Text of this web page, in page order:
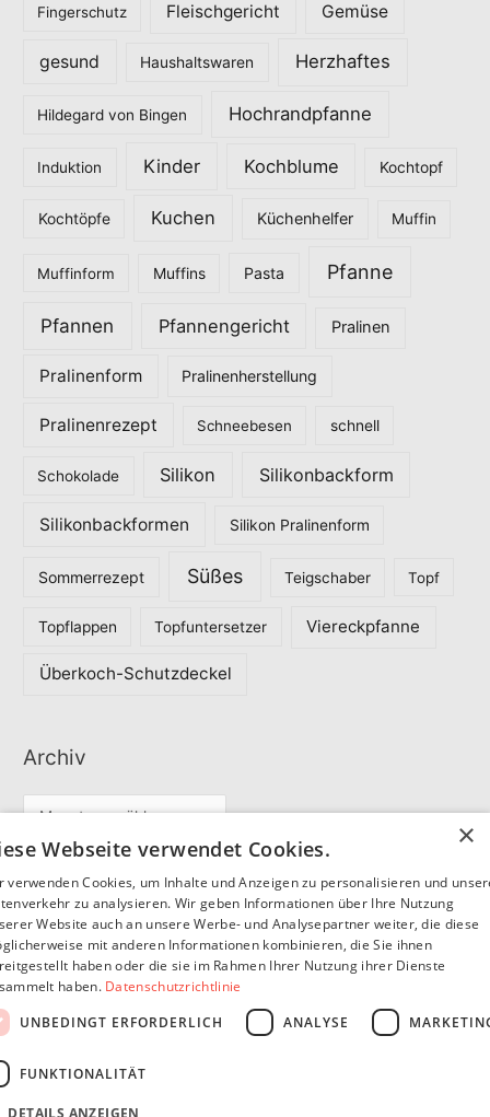
Fingerschutz Fleischgericht Gemüse
gesund Haushaltswaren Herzhaftes
Hildegard von Bingen Hochrandpfanne
Induktion Kinder Kochblume Kochtopf
Kochtöpfe Kuchen Küchenhelfer Muffin
Muffinform Muffins Pasta Pfanne
Pfannen Pfannengericht Pralinen
Pralinenform Pralinenherstellung
Pralinenrezept Schneebesen schnell
Schokolade Silikon Silikonbackform
Silikonbackformen Silikon Pralinenform
Sommerrezept Süßes Teigschaber Topf
Topflappen Topfuntersetzer Viereckpfanne
Überkoch-Schutzdeckel
Archiv
i
v
Partner
SommerSEO
×
Webseite verwendet Cookies.
verwenden Cookies, um Inhalte und Anzeigen zu personalisieren und
zu analysieren. Wir geben Informationen über Ihre Nutzung
Website auch an unsere Werbe- und Analysepartner weiter, die diese
mit anderen Informationen kombinieren, die Sie ihnen
haben oder die sie im Rahmen Ihrer Nutzung ihrer Dienste
haben. Datenschutzrichtlinie
UNBEDINGT ERFORDERLICH
ANALYSE
FUNKTIONALITÄT
DETAILS ANZEIGEN